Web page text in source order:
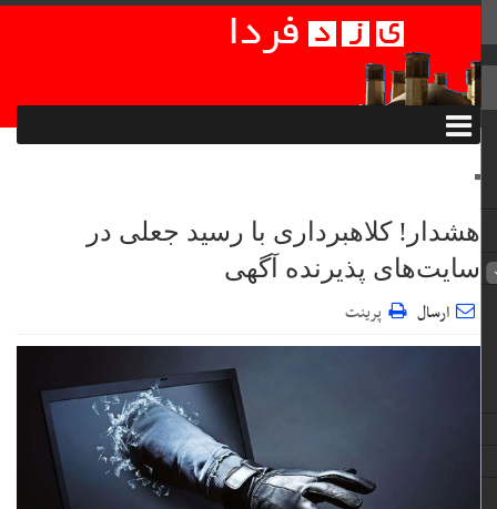
هشدار! کلاهبرداری با رسید جعلی در
سایت‌های پذیرنده آگهی
ارسال پرینت